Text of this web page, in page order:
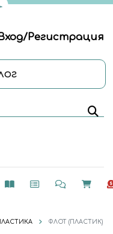
Регистрация
ФЛОТ (ПЛАСТИК)